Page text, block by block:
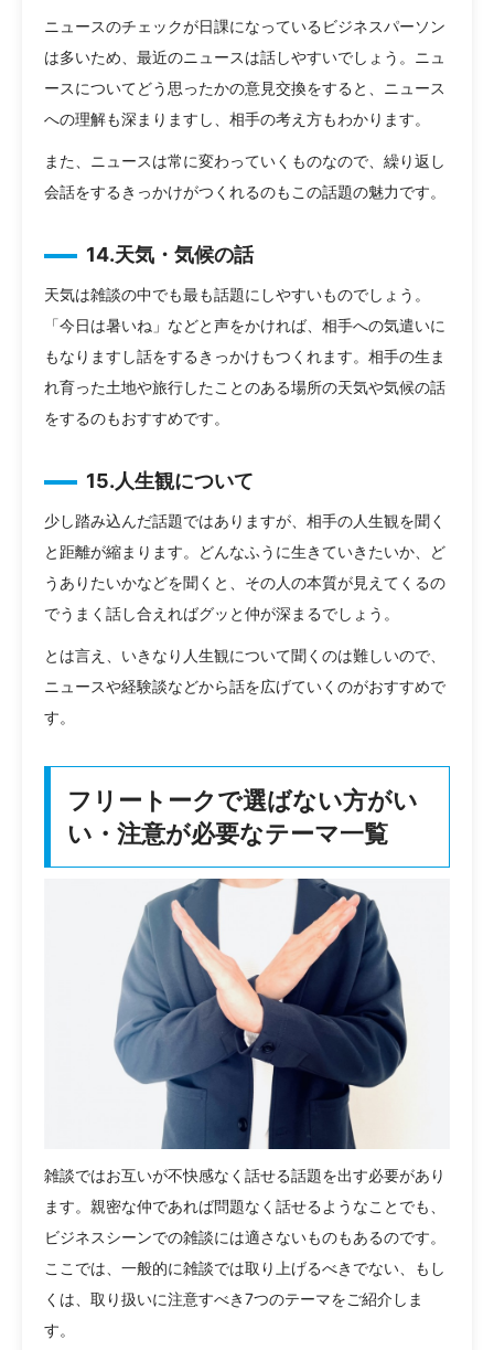
ニュースのチェックが日課になっているビジネスパーソン
は多いため、最近のニュースは話しやすいでしょう。ニュ
ースについてどう思ったかの意見交換をすると、ニュース
への理解も深まりますし、相手の考え方もわかります。
また、ニュースは常に変わっていくものなので、繰り返し
会話をするきっかけがつくれるのもこの話題の魅力です。
14.天気・気候の話
天気は雑談の中でも最も話題にしやすいものでしょう。
「今日は暑いね」などと声をかければ、相手への気遣いに
もなりますし話をするきっかけもつくれます。相手の生ま
れ育った土地や旅行したことのある場所の天気や気候の話
をするのもおすすめです。
15.人生観について
少し踏み込んだ話題ではありますが、相手の人生観を聞く
と距離が縮まります。どんなふうに生きていきたいか、ど
うありたいかなどを聞くと、その人の本質が見えてくるの
でうまく話し合えればグッと仲が深まるでしょう。
とは言え、いきなり人生観について聞くのは難しいので、
ニュースや経験談などから話を広げていくのがおすすめで
す。
フリートークで選ばない方がい
い・注意が必要なテーマ一覧
雑談ではお互いが不快感なく話せる話題を出す必要があり
ます。親密な仲であれば問題なく話せるようなことでも、
ビジネスシーンでの雑談には適さないものもあるのです。
ここでは、一般的に雑談では取り上げるべきでない、もし
くは、取り扱いに注意すべき7つのテーマをご紹介しま
す。